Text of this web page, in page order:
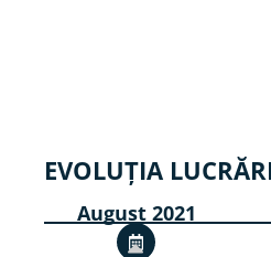
EVOLUȚIA
August 2021